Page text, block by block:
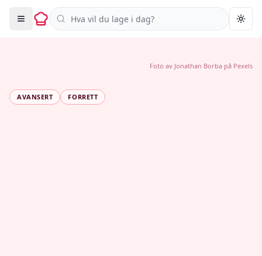
Søk i oppskrifter
AVANSERT FORRETT
Foto av Jonathan Borba på Pexels